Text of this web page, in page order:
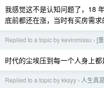
我感觉这不是认知问题了，18
底前都还在涨，当时有买房需
Replied to a topic by kevinmissu › [
时代的尘埃压到每一个人身上都
Replied to a topic by kksyy › 人生真